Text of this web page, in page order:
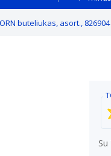
buteliukas, asort., 826904